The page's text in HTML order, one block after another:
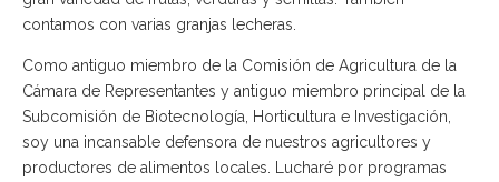
contamos con varias granjas lecheras.
Como antiguo miembro de la Comisión de Agricultura de la
Cámara de Representantes y antiguo miembro principal de la
Subcomisión de Biotecnología, Horticultura e Investigación,
soy una incansable defensora de nuestros agricultores y
productores de alimentos locales. Lucharé por programas